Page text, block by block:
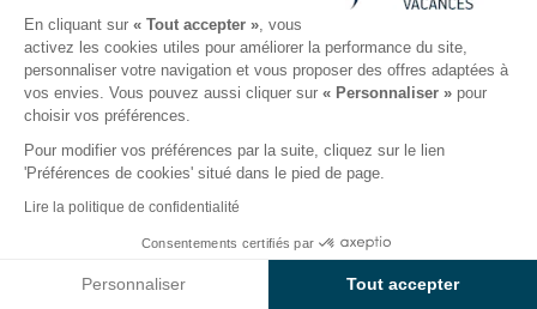
En cliquant sur « Tout accepter », vous
activez les cookies utiles pour améliorer la performance du site,
personnaliser votre navigation et vous proposer des offres adaptées à
vos envies. Vous pouvez aussi cliquer sur « Personnaliser » pour
choisir vos préférences.
Pour modifier vos préférences par la suite, cliquez sur le lien
'Préférences de cookies' situé dans le pied de page.
Lire la politique de confidentialité
Consentements certifiés par
Personnaliser Tout accepter
Voir le camping
Voir les résultats sur la carte